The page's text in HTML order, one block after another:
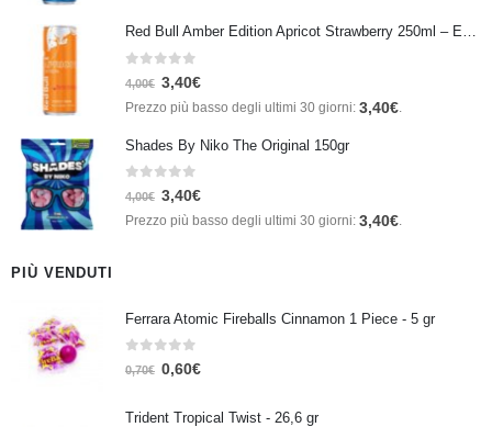
Red Bull Amber Edition Apricot Strawberry 250ml – Energy Drink Albicocca e Fragola
Su 5
4,00€ 3,40€
Prezzo più basso degli ultimi 30 giorni: 3,40€
Shades By Niko The Original 150gr
Su 5
4,00€ 3,40€
Prezzo più basso degli ultimi 30 giorni: 3,40€.
PIÙ VENDUTI
Ferrara Atomic Fireballs Cinnamon 1 Piece - 5 gr
Su 5
0,70€ 0,60€
Trident Tropical Twist - 26,6 gr